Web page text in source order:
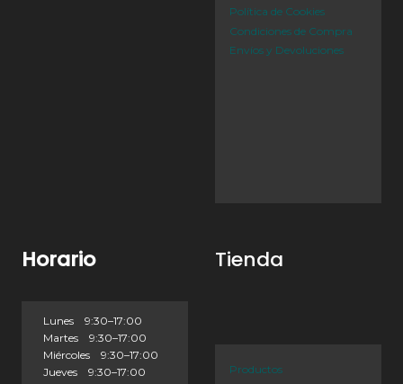
Política de Cookies
Condiciones de Compra
Envíos y Devoluciones
Horario
Lunes 9:30–17:00
Martes 9:30–17:00
Miércoles 9:30–17:00
Jueves 9:30–17:00
Tienda
Productos